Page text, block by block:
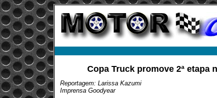
Copa Truck promove 2ª etapa
Reportagem: Larissa Kazumi
Imprensa Goodyear